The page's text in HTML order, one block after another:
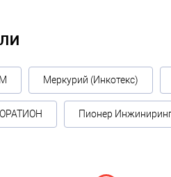
Меркурий (Инкотекс)
Пионер